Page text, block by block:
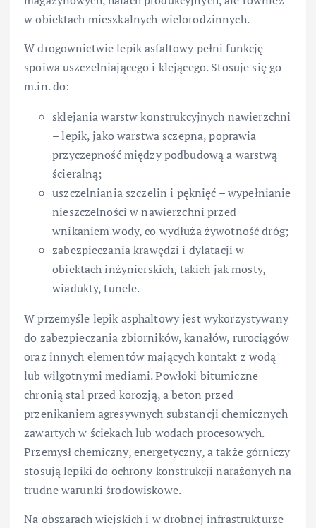
w obiektach mieszkalnych wielorodzinnych.
W drogownictwie lepik asfaltowy pełni funkcję
spoiwa uszczelniającego i klejącego. Stosuje się go
m.in. do:
sklejania warstw konstrukcyjnych nawierzchni
– lepik, jako warstwa sczepna, poprawia
przyczepność między podbudową a warstwą
ścieralną;
uszczelniania szczelin i pęknięć – wypełnianie
nieszczelności w nawierzchni przed
wnikaniem wody, co wydłuża żywotność dróg;
zabezpieczania krawędzi i dylatacji w
obiektach inżynierskich, takich jak mosty,
wiadukty, tunele.
W przemyśle lepik asphaltowy jest wykorzystywany
do zabezpieczania zbiorników, kanałów, rurociągów
oraz innych elementów mających kontakt z wodą
lub wilgotnymi mediami. Powłoki bitumiczne
chronią stal przed korozją, a beton przed
przenikaniem agresywnych substancji chemicznych
zawartych w ściekach lub wodach procesowych.
Przemysł chemiczny, energetyczny, a także górniczy
stosują lepiki do ochrony konstrukcji narażonych na
trudne warunki środowiskowe.
Na obszarach wiejskich i w drobnej infrastrukturze